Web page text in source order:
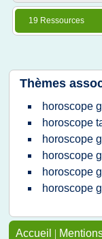
19 Ressources
Thèmes
horoscope
horoscope
horoscope
horoscope
horoscope
horoscope
Accueil |